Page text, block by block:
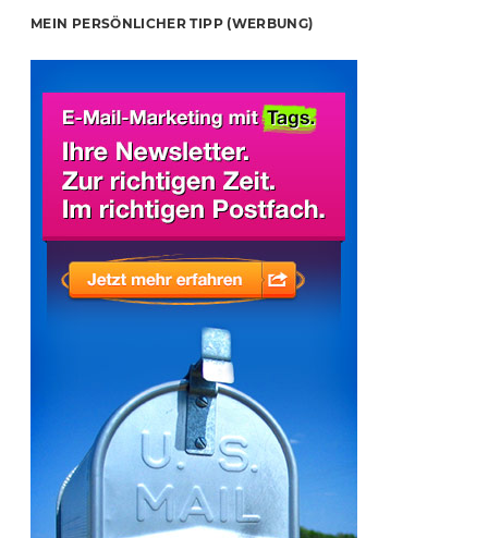
MEIN PERSÖNLICHER TIPP (WERBUNG)